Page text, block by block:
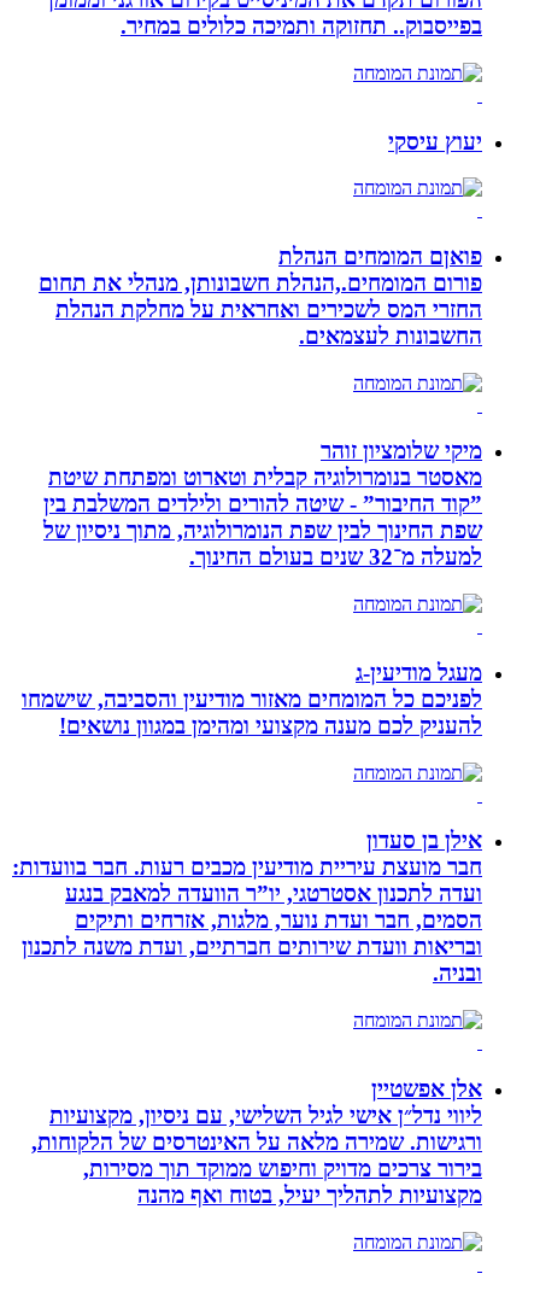
בפייסבוק.. תחזוקה ותמיכה כלולים במחיר.
יעוץ עיסקי
פואןם המומחים הנהלת
פורום המומחים.,הנהלת חשבונותן, מנהלי את תחום
החזרי המס לשכירים ואחראית על מחלקת הנהלת
החשבונות לעצמאים.
מיקי שלומציון זוהר
מאסטר בנומרולוגיה קבלית וטארוט ומפתחת שיטת
”קוד החיבור” - שיטה להורים ולילדים המשלבת בין
שפת החינוך לבין שפת הנומרולוגיה, מתוך ניסיון של
למעלה מ־32 שנים בעולם החינוך.
מעגל מודיעין-ג
לפניכם כל המומחים מאזור מודיעין והסביבה, שישמחו
להעניק לכם מענה מקצועי ומהימן במגוון נושאים!
אילן בן סעדון
חבר מועצת עיריית מודיעין מכבים רעות. חבר בוועדות:
ועדה לתכנון אסטרטגי, יו”ר הוועדה למאבק בנגע
הסמים, חבר ועדת נוער, מלגות, אזרחים ותיקים
ובריאות וועדת שירותים חברתיים, ועדת משנה לתכנון
אלן אפשטיין
ליווי נדל״ן אישי לגיל השלישי, עם ניסיון, מקצועיות
ורגישות. שמירה מלאה על האינטרסים של הלקוחות,
בירור צרכים מדויק וחיפוש ממוקד תוך מסירות,
מקצועיות לתהליך יעיל, בטוח ואף מהנה